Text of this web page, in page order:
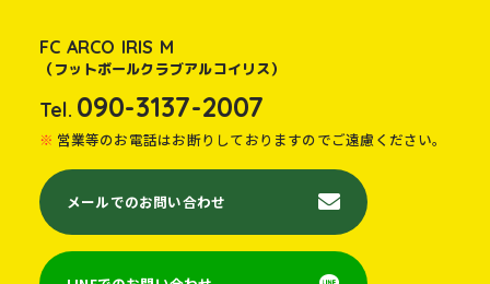
FC ARCO IRIS M
（フットボールクラブアルコイリス）
Tel. 090-3137-2007
営業等のお電話はお断りしておりますのでご遠慮ください。
メールでのお問い合わせ